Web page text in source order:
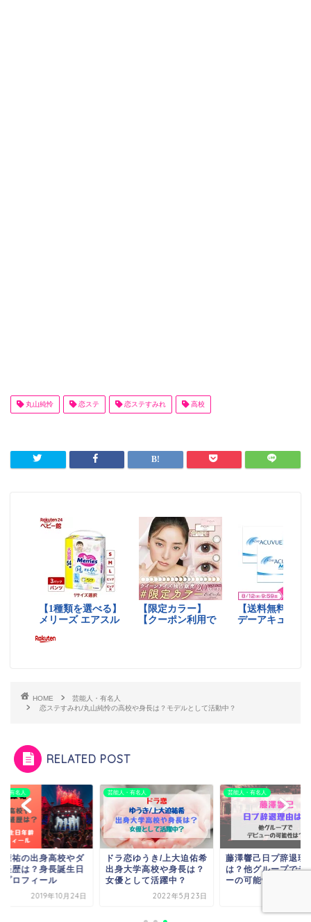
丸山純怜 恋ステ 恋ステすみれ 高校
HOME
芸能人・有名人
恋ステすみれ/丸山純怜の高校や身長は？モデルとして活動中？
RELATED POST
芸能人・有名人
ドラ恋ゆうき/上大迫佑希
出身大学高校や身長は？
女優として活躍中？
2022年5月23日
芸能人・有名人
藤澤響己日プ辞退理由
は？他グループでデビュ
ーの可能性は？
2021年2月17日
芸能人・有名人
本田康祐の出
ンス経歴は？
年齢プロフィ